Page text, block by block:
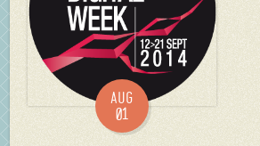
Aug
01